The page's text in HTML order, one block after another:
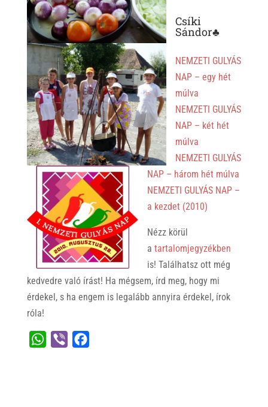
Csíki
Sándor♣
NEMZETI GULYÁS
NAP – egy hét
múlva
NEMZETI GULYÁS
NAP – két hét
múlva
NEMZETI GULYÁS
NAP – három hét múlva
NEMZETI GULYÁS NAP –
a kezdet (2010)
Nézz körül
a tartalomjegyzékben
is! Találhatsz ott még
kedvedre való írást! Ha mégsem, írd meg, hogy mi
érdekel, s ha engem is legalább annyira érdekel, írok
róla!